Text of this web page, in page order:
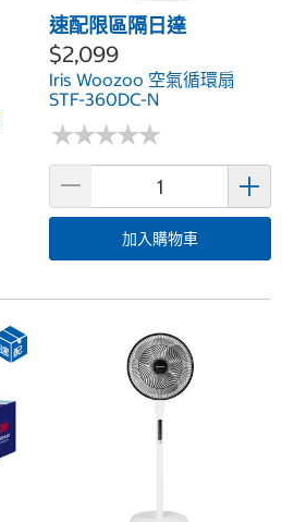
速配限區隔日達
$2,099
Iris Woozoo 空氣循環扇
STF-360DC-N
★★★★★
★★★★★
加入購物車